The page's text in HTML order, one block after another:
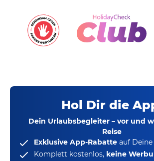
Hol Dir die
Dein Urlaubsbegleiter – vor und
Reise
Exklusive App-Rabatte auf
Komplett kostenlos, keine